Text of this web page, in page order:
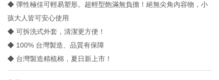
◆ 彈性極佳可輕易塑形。超輕型飽滿無負擔！絕無尖角內容物，小
孩大人皆可安心使用
◆ 可拆洗式外套，清潔更方便！
◆ 100% 台灣製造、品質有保障
◆ 台灣製造精梳棉，夏日新上市！